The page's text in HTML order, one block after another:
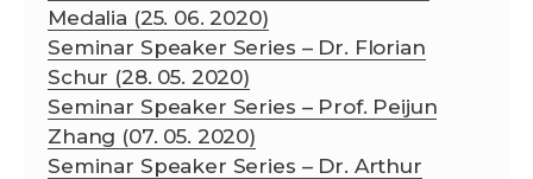
Medalia (25. 06. 2020)
Seminar Speaker Series – Dr. Florian
Schur (28. 05. 2020)
Seminar Speaker Series – Prof. Peijun
Zhang (07. 05. 2020)
Seminar Speaker Series – Dr. Arthur